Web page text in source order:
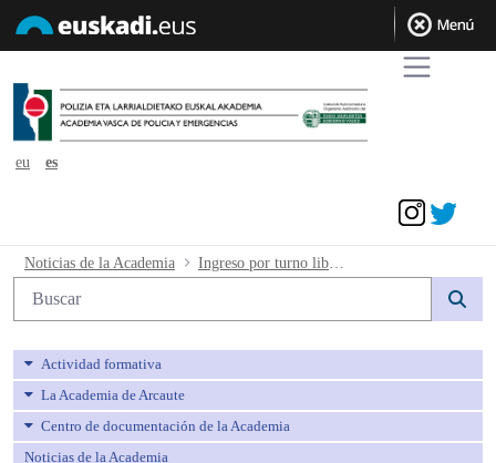
eu
es
Ingreso por turno libre en la categoría
Noticias de la Academia
Búsqueda web
Actividad formativa
La Academia de Arcaute
Centro de documentación de la Academia
Noticias de la Academia